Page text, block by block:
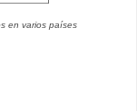
en varios países